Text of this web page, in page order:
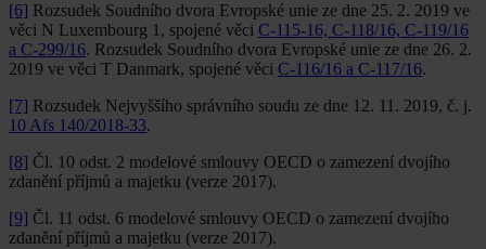
[6] Rozsudek Soudního dvora Evropské unie ze dne 25. 2. 2019 ve
věci N Luxembourg 1, spojené věci C-115-16, C-118/16, C-119/16
a C-299/16. Rozsudek Soudního dvora Evropské unie ze dne 26. 2.
2019 ve věci T Danmark, spojené věci C-116/16 a C-117/16.
[7] Rozsudek Nejvyššího správního soudu ze dne 12. 11. 2019, č. j.
10 Afs 140/2018‑33.
[8] Čl. 10 odst. 2 modelové smlouvy OECD o zamezení dvojího
zdanění příjmů a majetku (verze 2017).
[9] Čl. 11 odst. 6 modelové smlouvy OECD o zamezení dvojího
zdanění příjmů a majetku (verze 2017).